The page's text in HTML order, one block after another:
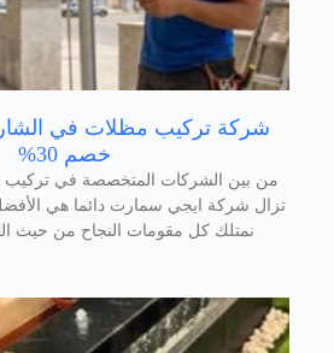
خصم 30%
من بين الشركات المتخصصة في تركيب
تزال شركة ايجي سمارت دائما هي الأفضل
نمتلك كل مقومات النجاح من حيث